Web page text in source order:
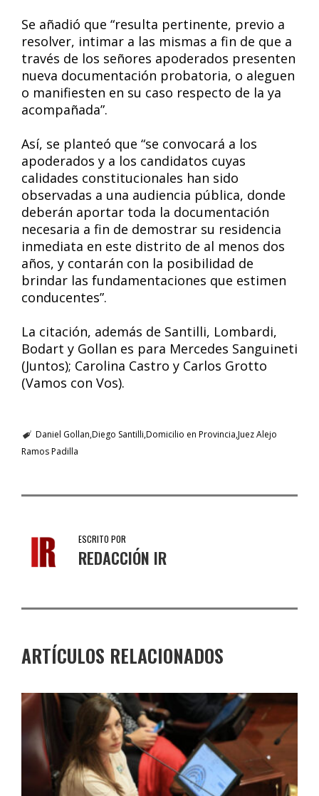
Se añadió que “resulta pertinente, previo a
resolver, intimar a las mismas a fin de que a
través de los señores apoderados presenten
nueva documentación probatoria, o aleguen
o manifiesten en su caso respecto de la ya
acompañada”.
Así, se planteó que “se convocará a los
apoderados y a los candidatos cuyas
calidades constitucionales han sido
observadas a una audiencia pública, donde
deberán aportar toda la documentación
necesaria a fin de demostrar su residencia
inmediata en este distrito de al menos dos
años, y contarán con la posibilidad de
brindar las fundamentaciones que estimen
conducentes”.
La citación, además de Santilli, Lombardi,
Bodart y Gollan es para Mercedes Sanguineti
(Juntos); Carolina Castro y Carlos Grotto
(Vamos con Vos).
Daniel Gollan Diego Santilli Domicilio en Provincia Juez Alejo
Ramos Padilla
ESCRITO POR
REDACCIÓN IR
ARTÍCULOS RELACIONADOS